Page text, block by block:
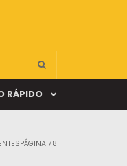
RÁPIDO
PÁGINA 78